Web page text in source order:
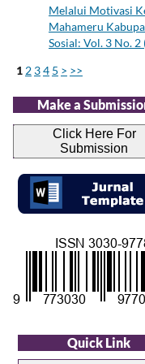
Melalui Motivasi
Mahameru
Sosial: Vol. 3 No.
1 2 34 5 > >>
Make a
Click Here For
Submission
Quick Link